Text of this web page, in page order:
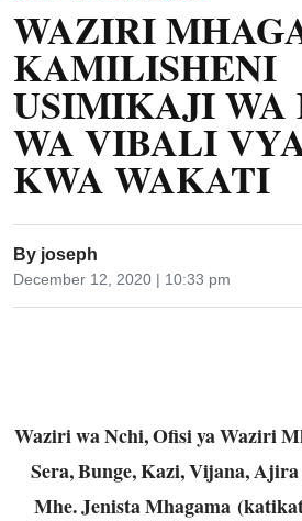
WAZIRI
KAMILISHENI
USIMIKAJI WA
WA VIBALI
KWA WAKATI
By joseph
December 12, 2020 | 10:33 pm
Waziri wa Nchi, Ofisi ya Waziri
Sera, Bunge, Kazi, Vijana, Ajira
Mhe. Jenista Mhagama